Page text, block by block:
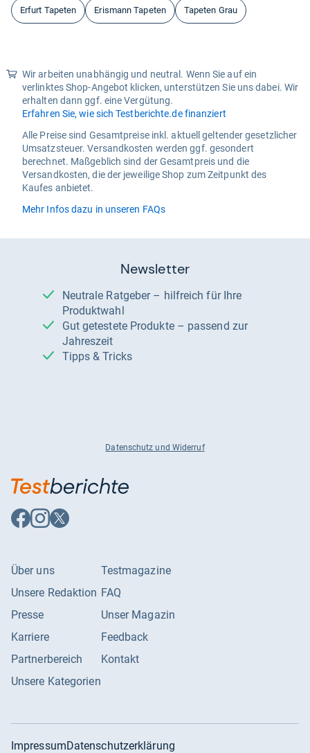
Erfurt Tapeten Erismann Tapeten Tapeten Grau
Wir arbeiten unabhängig und neutral. Wenn Sie auf ein
verlinktes Shop-Angebot klicken, unterstützen Sie uns dabei. Wir
erhalten dann ggf. eine Vergütung.
Erfahren Sie, wie sich Testberichte.de finanziert
Alle Preise sind Gesamtpreise inkl. aktuell geltender gesetzlicher
Umsatzsteuer. Versandkosten werden ggf. gesondert
berechnet. Maßgeblich sind der Gesamtpreis und die
Versandkosten, die der jeweilige Shop zum Zeitpunkt des
Kaufes anbietet.
Mehr Infos dazu in unseren FAQs
Newsletter
Neutrale Ratgeber – hilfreich für Ihre
Produktwahl
Gut getestete Produkte – passend zur
Jahreszeit
Tipps & Tricks
Datenschutz und Widerruf
Auf
Facebook
Auf
Instagram
Auf
X
Über uns
Unsere Redaktion
Presse
Karriere
Partnerbereich
Unsere Kategorien
Testmagazine
FAQ
Unser Magazin
Feedback
Kontakt
ImpressumDatenschutzerklärung